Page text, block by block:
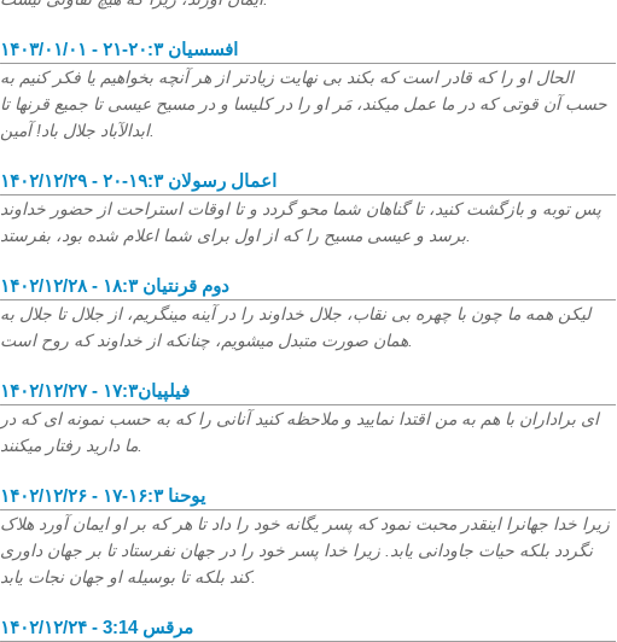
۱۴۰۳/۰۱/۰۱ - افسسیان ۲۰:۳-۲۱
الحال او را که قادر است که بکند بی نهایت زیادتر از هر آنچه بخواهیم یا فکر کنیم به
حسب آن قوتی که در ما عمل میکند، مَر او را در کلیسا و در مسیح عیسی تا جمیع قرنها تا
ابدالآباد جلال باد! آمین.
۱۴۰۲/۱۲/۲۹ - اعمال رسولان ۱۹:۳-۲۰
پس توبه و بازگشت کنید، تا گناهان شما محو گردد و تا اوقات استراحت از حضور خداوند
۱۴۰۲/۱۲/۲۸ - دوم قرنتیان ۱۸:۳
لیکن همه ما چون با چهره بی نقاب، جلال خداوند را در آینه مینگریم، از جلال تا جلال به
۱۴۰۲/۱۲/۲۷ - فیلپیان۱۷:۳
ای براداران با هم به من اقتدا نمایید و ملاحظه کنید آنانی را که به حسب نمونه ای که در
۱۴۰۲/۱۲/۲۶ - یوحنا ۱۶:۳-۱۷
زیرا خدا جهانرا اینقدر محبت نمود که پسر یگانه خود را داد تا هر که بر او ایمان آورد هلاک
نگردد بلکه حیات جاودانی یابد. زیرا خدا پسر خود را در جهان نفرستاد تا بر جهان داوری
کند بلکه تا بوسیله او جهان نجات یابد.
۱۴۰۲/۱۲/۲۴ - مرقس 3:14